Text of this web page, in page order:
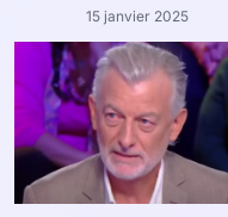
15 janvier 2025